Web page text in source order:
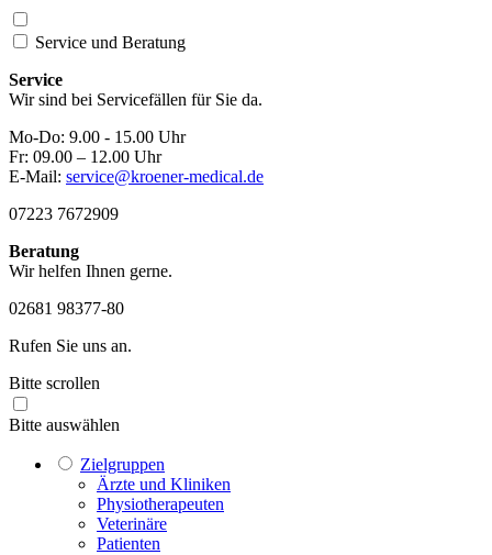
Service und Beratung
Service
Wir sind bei Servicefällen für Sie da.
Mo-Do: 9.00 - 15.00 Uhr
Fr: 09.00 – 12.00 Uhr
E-Mail: service@kroener-medical.de
07223 7672909
Beratung
Wir helfen Ihnen gerne.
02681 98377-80
Rufen Sie uns an.
Bitte scrollen
Bitte auswählen
Zielgruppen
Ärzte und Kliniken
Physiotherapeuten
Veterinäre
Patienten